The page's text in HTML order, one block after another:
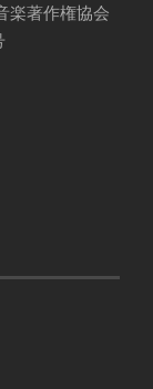
楽著作権協会